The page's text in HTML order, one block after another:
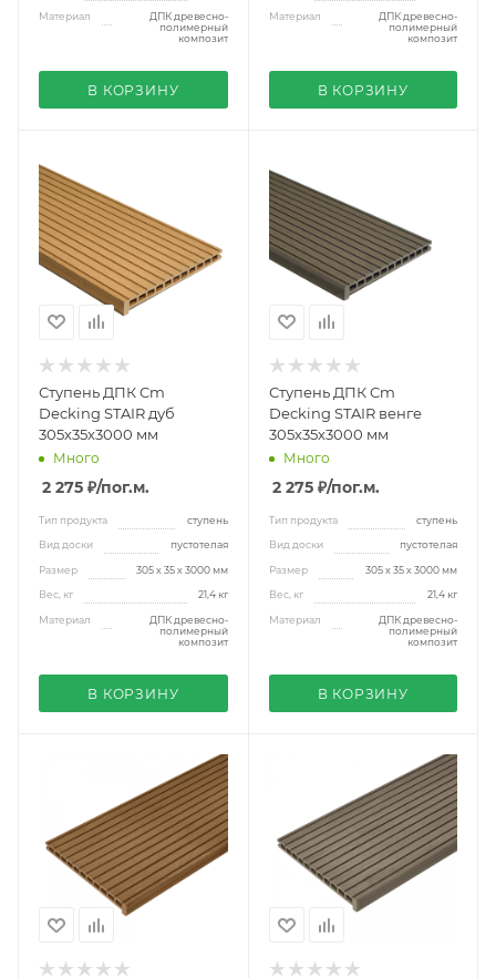
Материал
ДПК древесно-
полимерный
композит
В КОРЗИНУ
Материал
ДПК древесно-
полимерный
композит
В КОРЗИНУ
Ступень ДПК Cm
Decking STAIR дуб
305х35х3000 мм
Много
2 275 ₽/пог.м.
Тип продукта ступень
Вид доски пустотелая
Размер 305 х 35 х 3000 мм
Вес, кг 21,4 кг
Материал
ДПК древесно-
полимерный
композит
В КОРЗИНУ
Ступень ДПК Cm
Decking STAIR венге
305х35х3000 мм
Много
2 275 ₽/пог.м.
Тип продукта ступень
Вид доски пустотелая
Размер 305 х 35 х 3000 мм
Вес, кг 21,4 кг
Материал
ДПК древесно-
полимерный
композит
В КОРЗИНУ